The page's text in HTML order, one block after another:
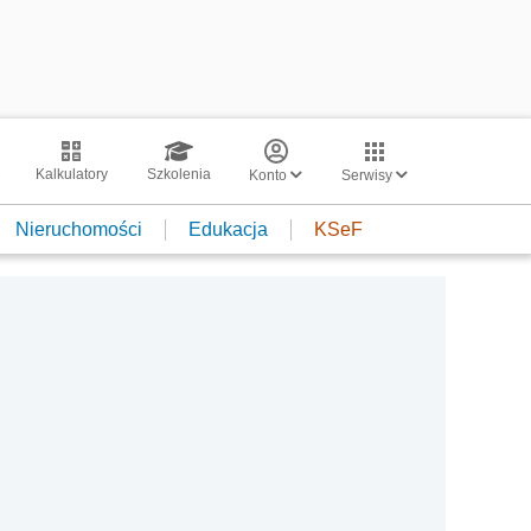
Kalkulatory Szkolenia Konto Serwisy
Nieruchomości Edukacja KSeF